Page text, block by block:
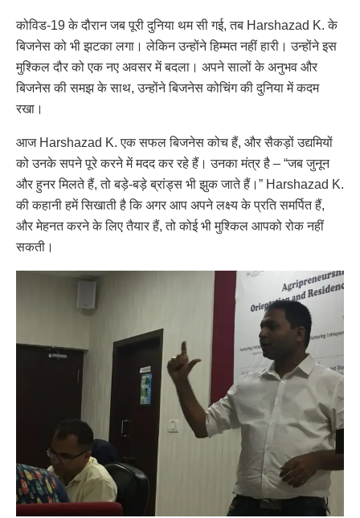
कोविड-19 के दौरान जब पूरी दुनिया थम सी गई, तब Harshazad K. के
बिजनेस को भी झटका लगा। लेकिन उन्होंने हिम्मत नहीं हारी। उन्होंने इस
मुश्किल दौर को एक नए अवसर में बदला। अपने सालों के अनुभव और
बिजनेस की समझ के साथ, उन्होंने बिजनेस कोचिंग की दुनिया में कदम
रखा।
आज Harshazad K. एक सफल बिजनेस कोच हैं, और सैकड़ों उद्यमियों
को उनके सपने पूरे करने में मदद कर रहे हैं। उनका मंत्र है – “जब जुनून
और हुनर मिलते हैं, तो बड़े-बड़े ब्रांड्स भी झुक जाते हैं।” Harshazad K.
की कहानी हमें सिखाती है कि अगर आप अपने लक्ष्य के प्रति समर्पित हैं,
और मेहनत करने के लिए तैयार हैं, तो कोई भी मुश्किल आपको रोक नहीं
सकती।